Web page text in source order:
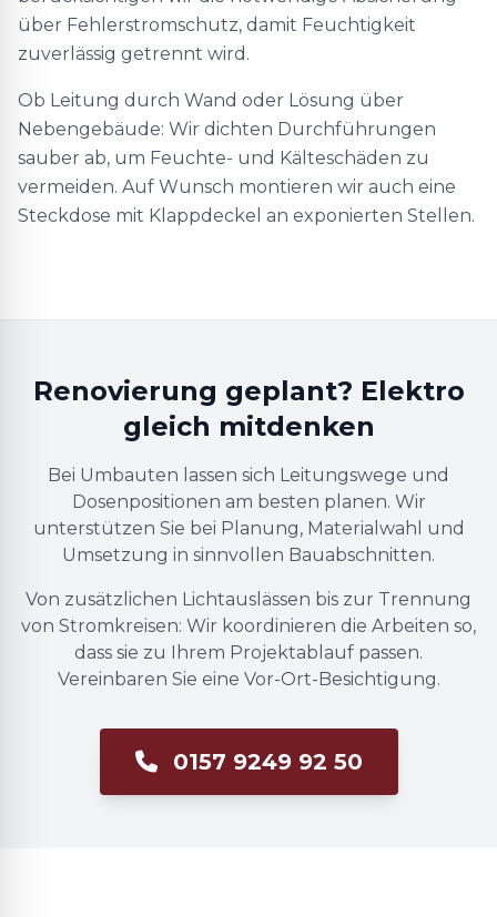
über Fehlerstromschutz, damit Feuchtigkeit
zuverlässig getrennt wird.
Ob Leitung durch Wand oder Lösung über
Nebengebäude: Wir dichten Durchführungen
sauber ab, um Feuchte- und Kälteschäden zu
vermeiden. Auf Wunsch montieren wir auch eine
Steckdose mit Klappdeckel an exponierten Stellen.
Renovierung geplant? Elektro
gleich mitdenken
Bei Umbauten lassen sich Leitungswege und
Dosenpositionen am besten planen. Wir
unterstützen Sie bei Planung, Materialwahl und
Umsetzung in sinnvollen Bauabschnitten.
Von zusätzlichen Lichtauslässen bis zur Trennung
von Stromkreisen: Wir koordinieren die Arbeiten so,
dass sie zu Ihrem Projektablauf passen.
Vereinbaren Sie eine Vor-Ort-Besichtigung.
0157 9249 92 50